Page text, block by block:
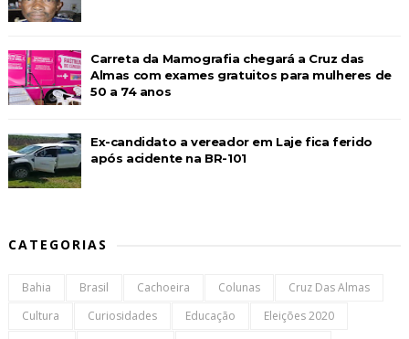
Carreta da Mamografia chegará a Cruz das
Almas com exames gratuitos para mulheres de
50 a 74 anos
Ex-candidato a vereador em Laje fica ferido
após acidente na BR-101
CATEGORIAS
Bahia Brasil Cachoeira Colunas
Cruz Das Almas
Cultura
Curiosidades Educação
Eleições 2020